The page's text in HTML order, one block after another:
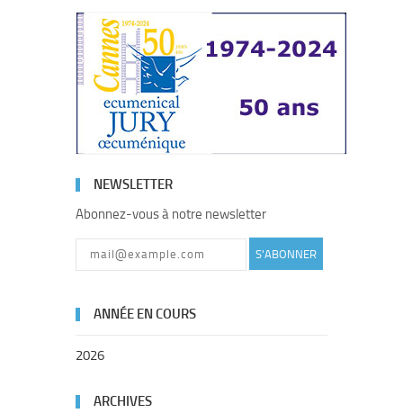
NEWSLETTER
Abonnez-vous à notre newsletter
S'ABONNER
ANNÉE EN COURS
2026
ARCHIVES